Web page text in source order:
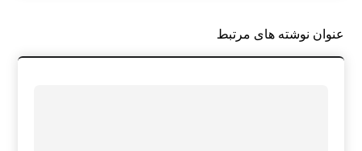
عنوان ‫نوشته های مرتبط